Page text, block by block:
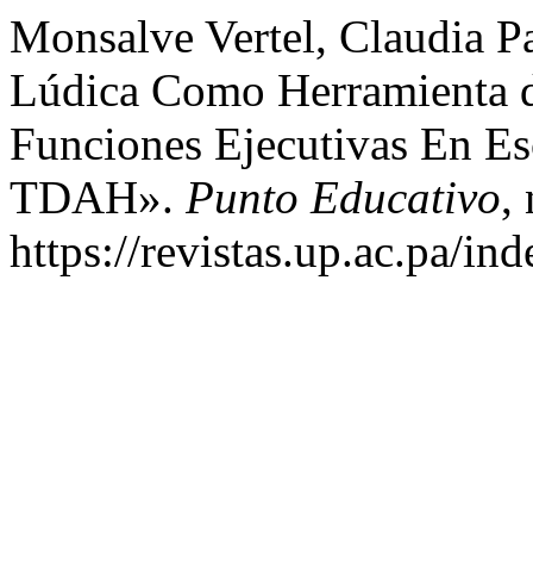
Monsalve Vertel, Claudia
Lúdica Como Herramienta
Funciones Ejecutivas En
TDAH». Punto Educativo,
https://revistas.up.ac.pa/